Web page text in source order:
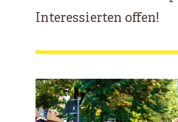
Interessierten offen!